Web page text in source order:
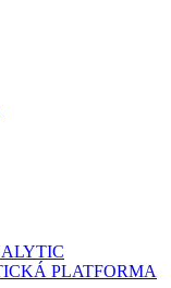
PLATFORMA